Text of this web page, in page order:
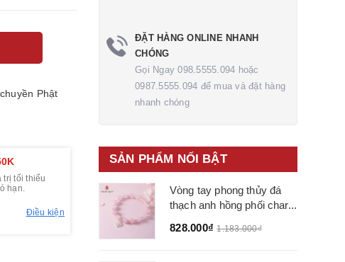
Phật
trị tối thiểu
hạn.
Điều kiện
ĐẶT HÀNG ONLINE NHANH
CHÓNG
Gọi Ngay 098.5555.094 hoặc
0987.5555.094 để mua và đặt hàng
nhanh chóng
SẢN PHẨM NỔI BẬT
Vòng tay phong thủy đá
thạch anh hồng phối char...
828.000₫ 1.183.000₫